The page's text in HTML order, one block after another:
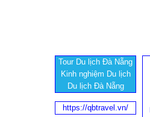
Tour Du lịch Đà Nẵng
Kinh nghiệm Du lịch
Du lịch Đà Nẵng
https://qbtravel.vn/